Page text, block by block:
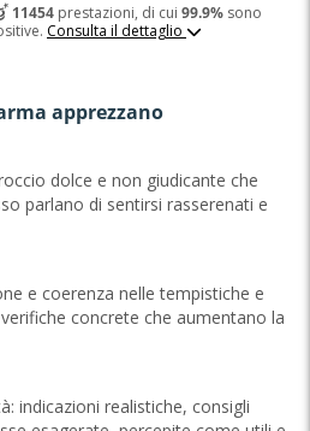
11454prestazioni, di cui 99.9%sono
Consulta il dettaglio
apprezzano
dolce e non giudicante che
parlano di sentirsi rasserenati e
e coerenza nelle tempistiche e
concrete che aumentano la
indicazioni realistiche, consigli